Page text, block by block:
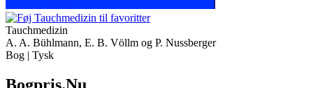
Tauchmedizin
A. A. Bühlmann, E. B. Völlm og P. Nussberger
Bog | Tysk
Bogpris.Nu